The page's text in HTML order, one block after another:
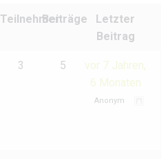
TeilnehmerBeiträge
Letzter
Beitrag
3 5
vor 7 Jahren,
6 Monaten
Anonym